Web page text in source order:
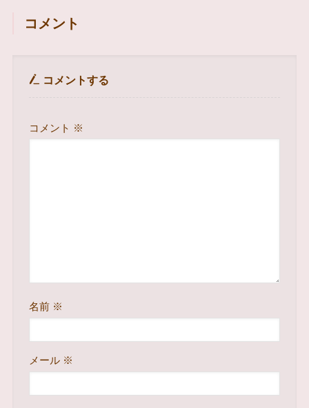
コメント
コメントする
コメント ※
名前 ※
メール ※